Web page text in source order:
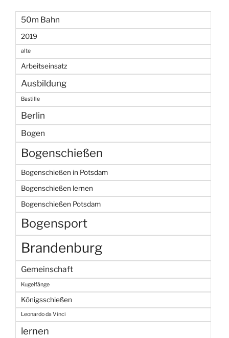
50m Bahn
2019
alte
Arbeitseinsatz
Ausbildung
Bastille
Berlin
Bogen
Bogenschießen
Bogenschießen in Potsdam
Bogenschießen lernen
Bogenschießen Potsdam
Bogensport
Brandenburg
Gemeinschaft
Kugelfänge
Königsschießen
Leonardo da Vinci
lernen